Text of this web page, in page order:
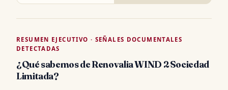
RESUMEN EJECUTIVO · SEÑALES DOCUMENTALES
DETECTADAS
¿Qué sabemos de Renovalia WIND 2 Sociedad
Limitada?